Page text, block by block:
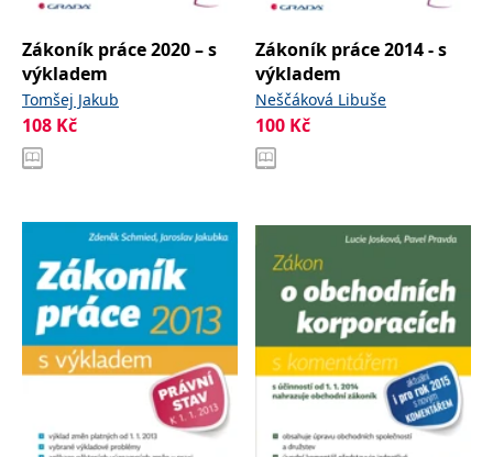
Zákoník práce 2020 – s
výkladem
Tomšej Jakub
108 Kč
Zákoník práce 2014 - s
výkladem
Neščáková Libuše
100 Kč